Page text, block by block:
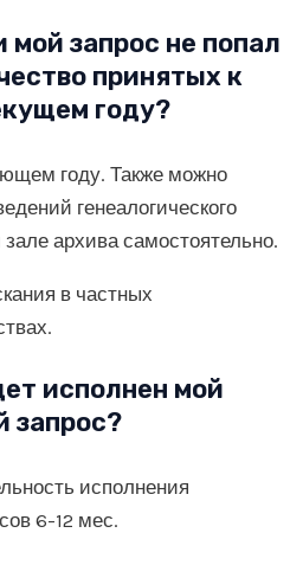
мой запрос не попал
принятых к
году?
году. Также можно
генеалогического
архива самостоятельно.
в частных
исполнен мой
запрос?
исполнения
6-12 мес.